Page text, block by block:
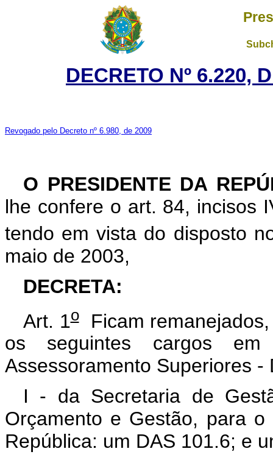
DECRETO Nº 6.220,
Revogado pelo Decreto nº 6.980, de 2009
O PRESIDENTE DA
lhe confere o art. 84, incisos
tendo em vista do disposto
maio de 2003,
DECRETA:
Art. 1oFicam remanejados,
os seguintes cargos em
Assessoramento Superiores -
I - da Secretaria de
Orçamento e Gestão, para
República: um DAS 101.6; e